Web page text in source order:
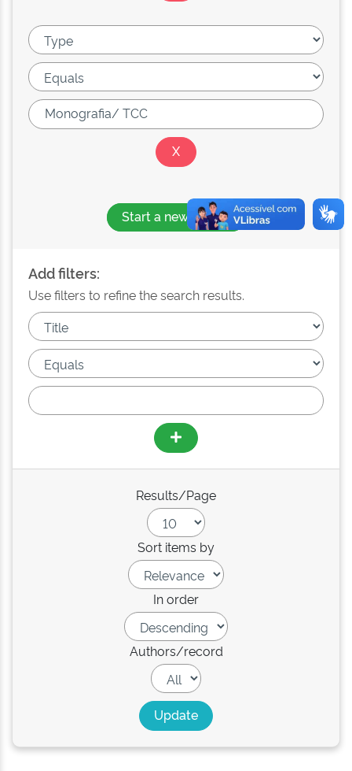
Start a new search
Add filters:
Use filters to refine the search results.
Results/Page
Sort items by
In order
Authors/record